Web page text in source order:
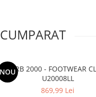
NOU
2000 - FOOTWEAR
U20008LL
869,99 Lei